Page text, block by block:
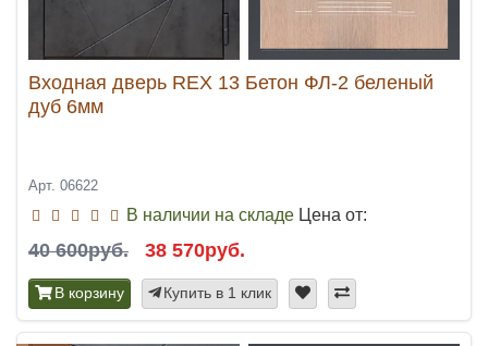
Входная дверь REX 13 Бетон ФЛ-2 беленый
дуб 6мм
Арт. 06622
В наличии на складе Цена от:
40 600руб. 38 570руб.
В корзину Купить в 1 клик